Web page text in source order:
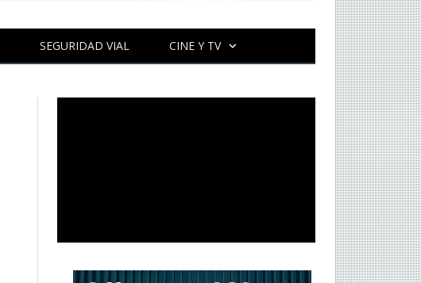
SEGURIDAD VIAL CINE Y TV